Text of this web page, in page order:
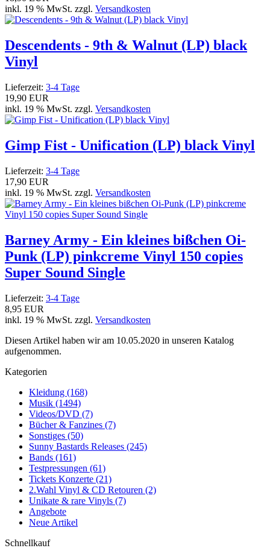
inkl. 19 % MwSt. zzgl. Versandkosten
Descendents - 9th & Walnut (LP) black
Vinyl
Lieferzeit: 3-4 Tage
19,90 EUR
inkl. 19 % MwSt. zzgl. Versandkosten
Gimp Fist - Unification (LP) black Vinyl
Lieferzeit: 3-4 Tage
17,90 EUR
inkl. 19 % MwSt. zzgl. Versandkosten
Barney Army - Ein kleines bißchen Oi-
Punk (LP) pinkcreme Vinyl 150 copies
Super Sound Single
Lieferzeit: 3-4 Tage
8,95 EUR
inkl. 19 % MwSt. zzgl. Versandkosten
Diesen Artikel haben wir am 10.05.2020 in unseren Katalog
aufgenommen.
Kategorien
Kleidung (168)
Musik (1494)
Videos/DVD (7)
Bücher & Fanzines (7)
Sonstiges (50)
Sunny Bastards Releases (245)
Bands (161)
Testpressungen (61)
Tickets Konzerte (21)
2.Wahl Vinyl & CD Retouren (2)
Unikate & rare Vinyls (7)
Angebote
Neue Artikel
Schnellkauf